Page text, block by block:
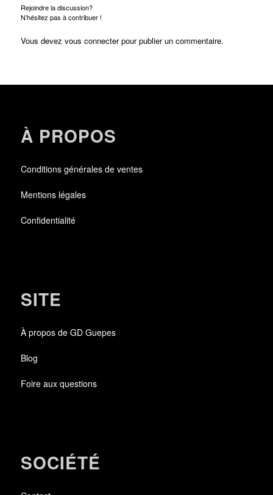
Rejoindre la discussion?
N’hésitez pas à contribuer !
Vous devez vous connecterpour publier un commentaire.
À PROPOS
Conditions générales de ventes
Mentions légales
Confidentialité
SITE
À propos de GD Guepes
Blog
Foire aux questions
SOCIÉTÉ